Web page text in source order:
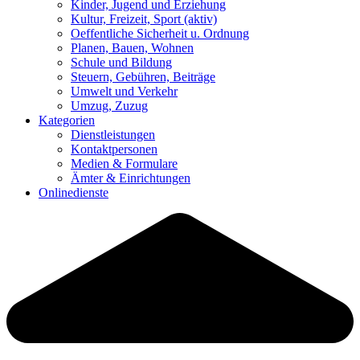
Kinder, Jugend und Erziehung
Kultur, Freizeit, Sport (aktiv)
Oeffentliche Sicherheit u. Ordnung
Planen, Bauen, Wohnen
Schule und Bildung
Steuern, Gebühren, Beiträge
Umwelt und Verkehr
Umzug, Zuzug
Kategorien
Dienstleistungen
Kontaktpersonen
Medien & Formulare
Ämter & Einrichtungen
Onlinedienste